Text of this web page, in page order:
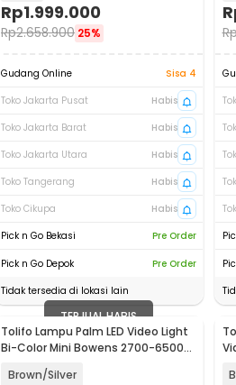
Rp1.999.000
Rp2.658.900 25%
Gudang Online
Sisa 4
Toko Jakarta Pusat
Habis
Toko Jakarta Barat
Habis
Toko Jakarta Utara
Habis
Toko Tangerang
Habis
Toko Cikupa
Habis
Pick n Go Bekasi
Pre Order
Pick n Go Depok
Pre Order
Tidak tersedia di lokasi lain
TERJUAL HABIS
Tolifo Lampu Palm LED Video Light
Bi-Color Mini Bowens 2700-6500K
Brown/Silver